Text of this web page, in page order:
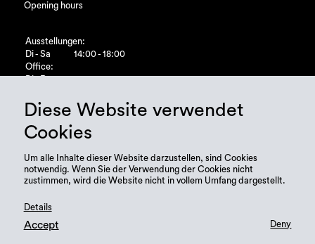
Opening hours
Ausstellungen:
Di - Sa
14:00 - 18:00
Office:
Diese Website verwendet
Cookies
Um alle Inhalte dieser Website darzustellen, sind Cookies
notwendig. Wenn Sie der Verwendung der Cookies nicht
zustimmen, wird die Website nicht in vollem Umfang dargestellt.
Details
Accept Deny